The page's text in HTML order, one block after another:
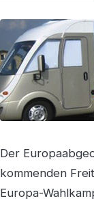
Der
kommenden
Europa-